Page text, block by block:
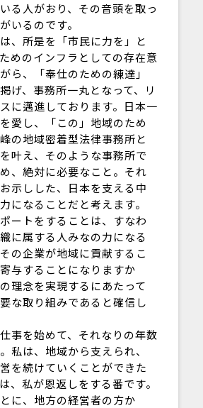
る人がおり、その音頭を取っ
いるのです。
、所是を「市民に力を」と
めのインフラとしての存在意
ら、「奉仕のための練達」
げ、事務所一丸となって、リ
に邁進しております。日本一
を愛し、「この」地域のため
の地域密着型法律事務所と
叶え、そのような事務所で
、絶対に必要なこと。それ
示しした、日本を支える中
になることだと考えます。
ートをすることは、すなわ
に属する人みなの力になる
の企業が地域に貢献するこ
与することになりますか
理念を実現するにあたって
な取り組みであると確信し
事を始めて、それなりの年数
私は、地域から支えられ、
を続けていくことができた
、私が恩返しをする番です。
に、地方の経営者の方か